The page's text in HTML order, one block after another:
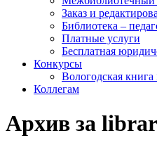
Заказ и
Библиотека –
Платные услуги
Бесплатная
Конкурсы
Вологодская книга
Коллегам
Архив за